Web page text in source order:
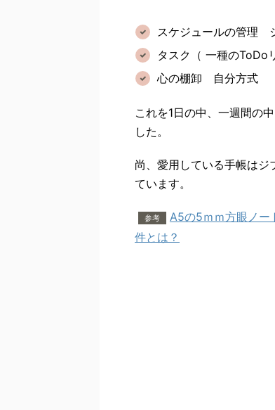
スケジュールの管理
タスク（ 一種の
心の棚卸 自分方式
これを1日の中、一週間の
した。
尚、愛用している手帳は
ています。
参考
A5の5ｍｍ方眼ノー
件とは？